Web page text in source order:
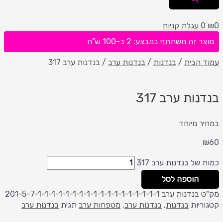
₪0
0 עגלת קניות
מוצר זה משתתף במבצע: 2 ב-100 ש"ח
עמוד הבית / בנדנות / בנדנות ערב / בנדנות ערב 317
בנדנות ערב 317
במחיר מיוחד
₪60
כמות של בנדנות ערב 317
הוספה לסל
מק"ט בנדנות ערב 201-5-7-1-1-1-1-1-1-1-1-1-1-1-1-1-1-1-1-1-1
קטגוריות בנדנות, בנדנות ערב, מטפחות ערב תגית בנדנות ערב